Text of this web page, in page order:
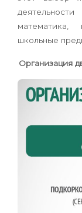
математика,
школьные
Организация